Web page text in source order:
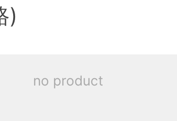
)
no product